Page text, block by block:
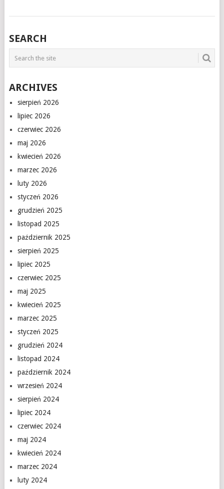
SEARCH
ARCHIVES
sierpień 2026
lipiec 2026
czerwiec 2026
maj 2026
kwiecień 2026
marzec 2026
luty 2026
styczeń 2026
grudzień 2025
listopad 2025
październik 2025
sierpień 2025
lipiec 2025
czerwiec 2025
maj 2025
kwiecień 2025
marzec 2025
styczeń 2025
grudzień 2024
listopad 2024
październik 2024
wrzesień 2024
sierpień 2024
lipiec 2024
czerwiec 2024
maj 2024
kwiecień 2024
marzec 2024
luty 2024